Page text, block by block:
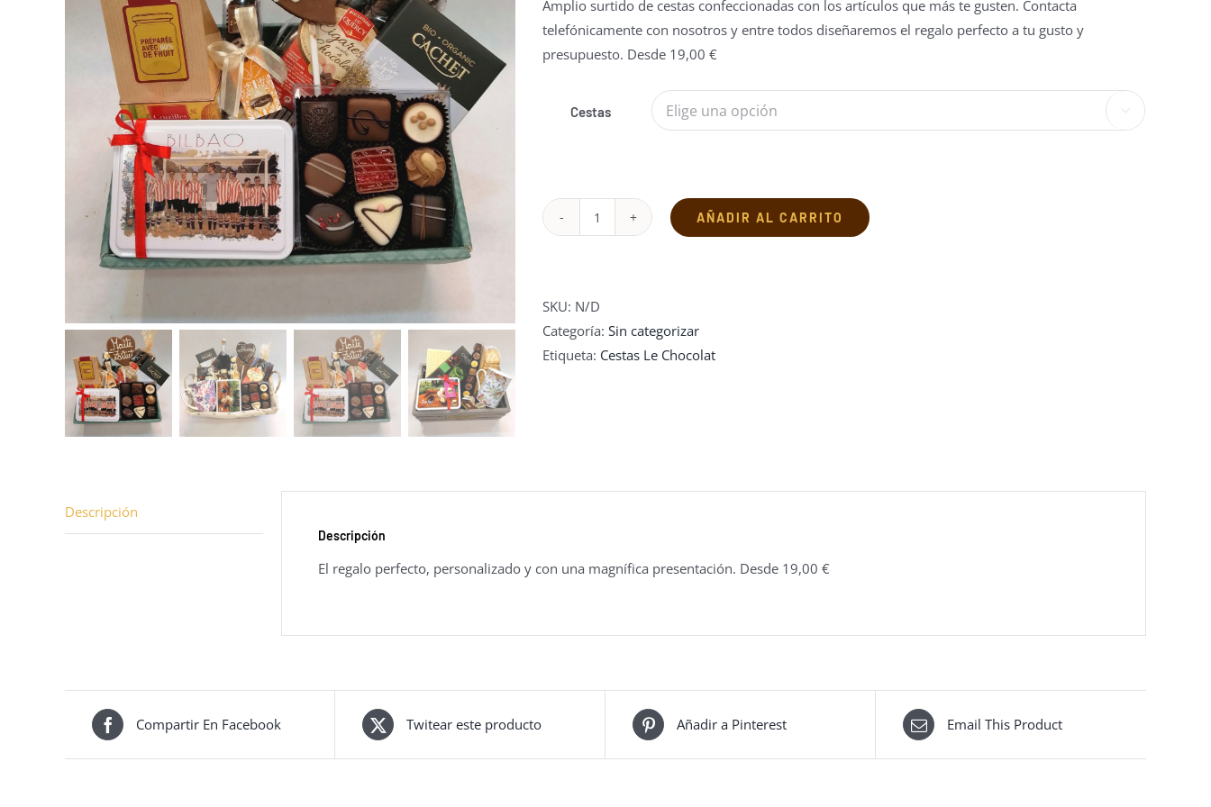
Amplio surtido de cestas confeccionadas con los artículos que más te gusten. Contacta
telefónicamente con nosotros y entre todos diseñaremos el regalo perfecto a tu gusto y
presupuesto. Desde 19,00 €
Cestas 
Cestas
AÑADIR AL CARRITO
SKU: N/D
Categoría: Sin categorizar
Etiqueta: Cestas Le Chocolat
Descripción
Descripción
El regalo perfecto, personalizado y con una magnífica presentación. Desde 19,00 €
Compartir En Facebook Twitear este producto Añadir a Pinterest Email This Product